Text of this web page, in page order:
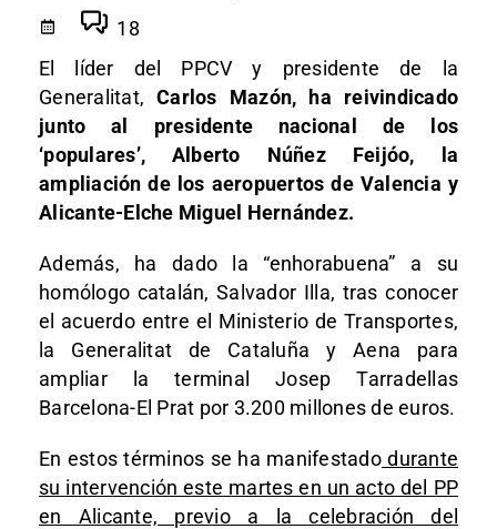
18
El líder del PPCV y presidente de la
Generalitat,Carlos Mazón, ha reivindicado
junto al presidente nacional de los
‘populares’, Alberto Núñez Feijóo, la
ampliación de los aeropuertos de Valencia y
Alicante-Elche Miguel Hernández.
Además, ha dado la “enhorabuena” a su
homólogo catalán, Salvador Illa, tras conocer
el acuerdo entre el Ministerio de Transportes,
la Generalitat de Cataluña y Aena para
ampliar la terminal Josep Tarradellas
Barcelona-El Prat por 3.200 millones de euros.
En estos términos se ha manifestadodurante
su intervención este martes en un acto del PP
en Alicante, previo a la celebración del